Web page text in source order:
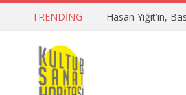
TRENDING Hasan Yiğit’in,